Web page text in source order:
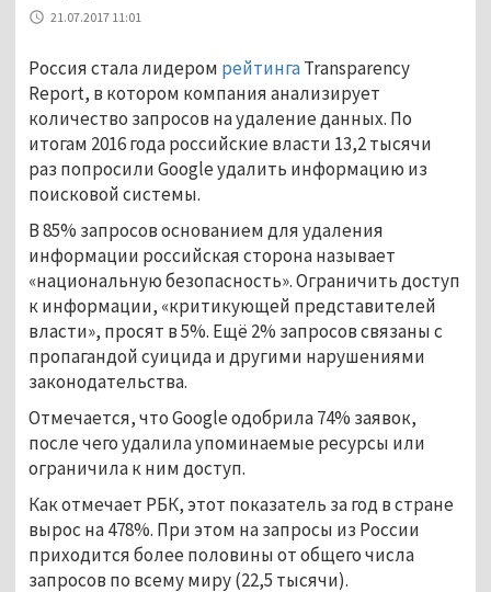
21.07.2017 11:01
Россия стала лидером рейтингаTransparency
Report, в котором компания анализирует
количество запросов на удаление данных. По
итогам 2016 года российские власти 13,2 тысячи
раз попросили Google удалить информацию из
поисковой системы.
В 85% запросов основанием для удаления
информации российская сторона называет
«национальную безопасность». Ограничить доступ
к информации, «критикующей представителей
власти», просят в 5%. Ещё 2% запросов связаны с
пропагандой суицида и другими нарушениями
законодательства.
Отмечается, что Google одобрила 74% заявок,
после чего удалила упоминаемые ресурсы или
ограничила к ним доступ.
Как отмечает РБК, этот показатель за год в стране
вырос на 478%. При этом на запросы из России
приходится более половины от общего числа
запросов по всему миру (22,5 тысячи).